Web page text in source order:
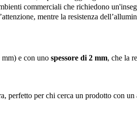
commerciali che richiedono
mentre la resistenza
e con uno spessore di 2 mm, che la
perfetto per chi cerca un prodotto con un